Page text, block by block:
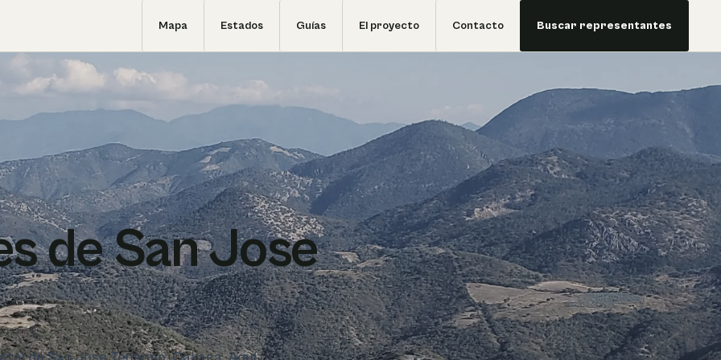
Mapa Estados Guías El proyecto Contacto Buscar representantes
de San Jose